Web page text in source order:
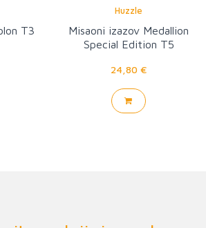
T3
Huzzle
Misaoni izazov Medallion
Special Edition T5
24,80 €